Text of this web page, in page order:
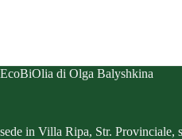
EcoBiOlia di Olga Balyshkina
sede in Villa Ripa, Str. Provinciale,